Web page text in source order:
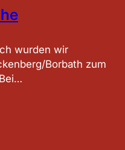
wurden wir
Borbath zum